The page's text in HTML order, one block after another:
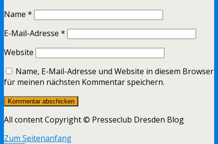
Name *
E-Mail-Adresse *
Website
Name, E-Mail-Adresse und Website in diesem Browser
für meinen nächsten Kommentar speichern.
All content Copyright © Presseclub Dresden Blog
Zum Seitenanfang